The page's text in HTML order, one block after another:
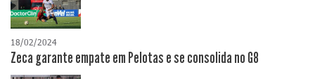
18/02/2024
Zeca garante empate em Pelotas e se consolida no G8